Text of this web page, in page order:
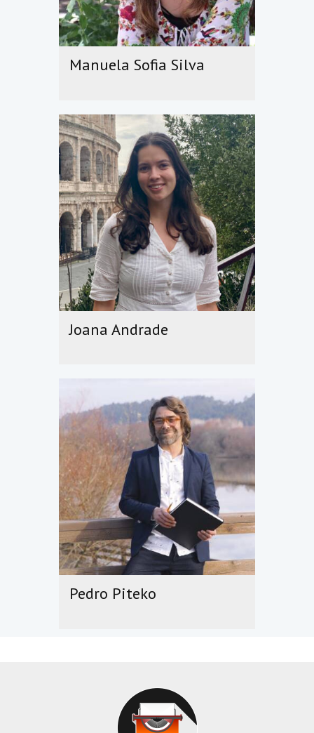
Manuela Sofia Silva
Joana Andrade
Pedro Piteko